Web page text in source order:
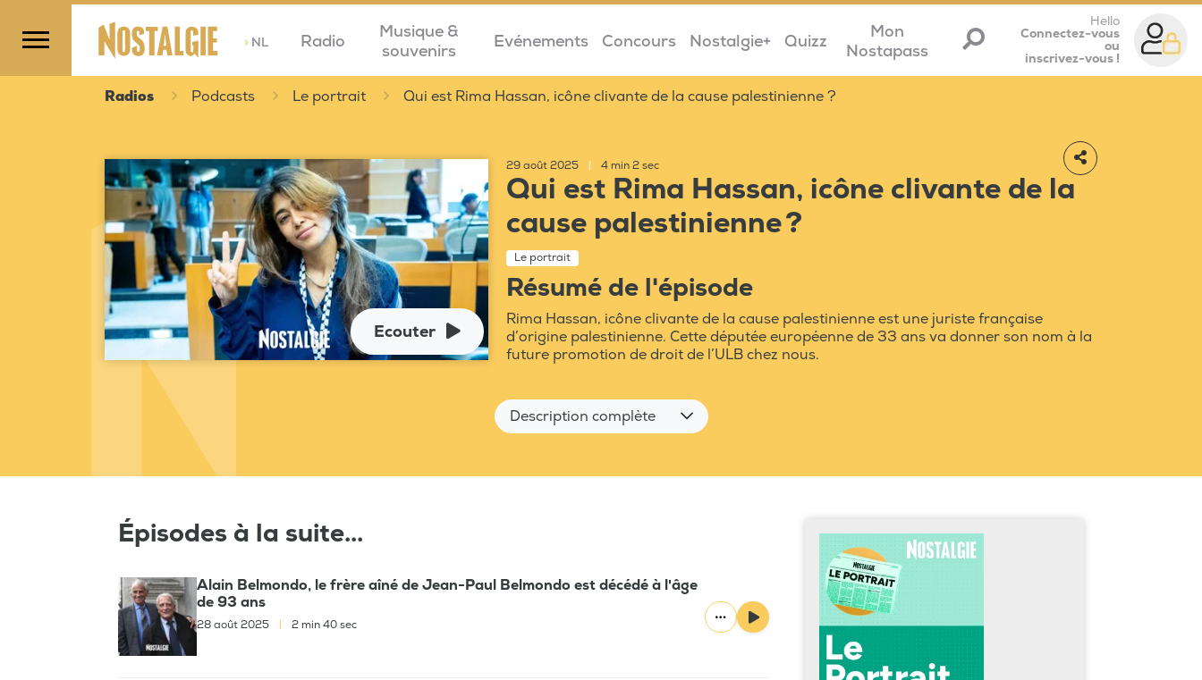
>NL Radio
Musique &
souvenirs
Evénements Concours Nostalgie+ Quizz
Mon
Nostapass
Hello
Connectez-vous
ou
inscrivez-vous !
Radios Podcasts Le portrait Qui est Rima Hassan, icône clivante de la cause palestinienne ?
Ecouter
29 août 2025 4 min 2 sec
Qui est Rima Hassan, icône clivante de la
cause palestinienne ?
Le portrait
Résumé de l'épisode
Rima Hassan, icône clivante de la cause palestinienne est une juriste française
d’origine palestinienne. Cette députée européenne de 33 ans va donner son nom à la
future promotion de droit de l’ULB chez nous.
Description complète
Épisodes à la suite...
Alain Belmondo, le frère aîné de Jean-Paul Belmondo est décédé à l'âge
de 93 ans
28 août 2025 2 min 40 sec